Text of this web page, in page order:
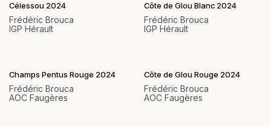
Célessou 2024
Frédéric Brouca
IGP Hérault
Côte de Glou Blanc 2024
Frédéric Brouca
IGP Hérault
Champs Pentus Rouge 2024
Frédéric Brouca
AOC Faugères
Côte de Glou Rouge 2024
Frédéric Brouca
AOC Faugères